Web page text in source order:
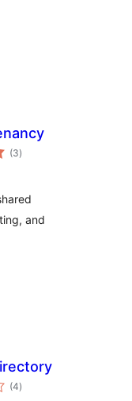
(3valoracións
totais
)
and
(4valoracións
totais
)